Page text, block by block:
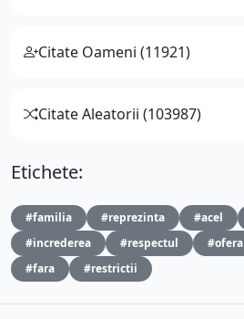
Citate Oameni (11921)
Citate Aleatorii (103987)
Etichete:
#familia #reprezinta #acel
#increderea
#respectul #ofera
#fara
#restrictii